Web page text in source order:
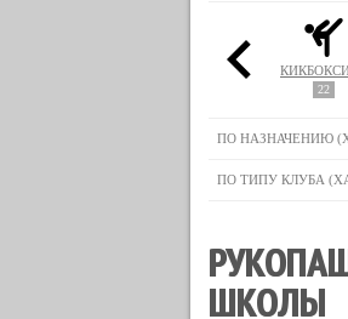
КАРАТЭ
22
ПО НАЗНАЧЕНИЮ
ПО ТИПУ КЛУБА
ШКОЛЫ